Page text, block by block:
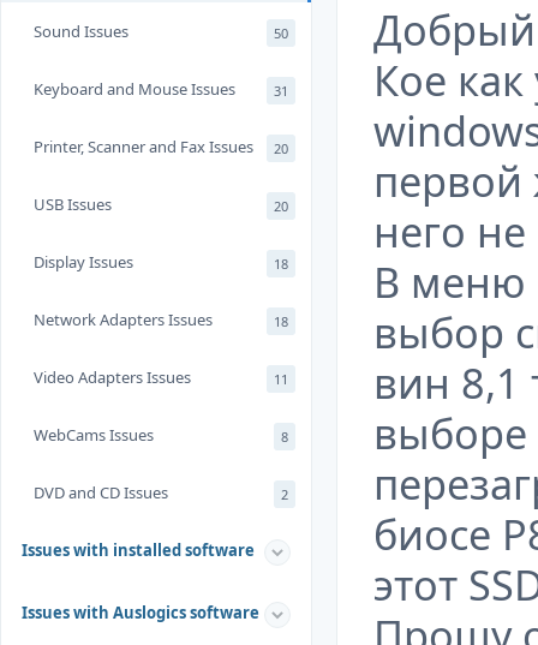
Sound Issues 50
Keyboard and Mouse Issues 31
Printer, Scanner and Fax Issues 20
USB Issues 20
Display Issues 18
Network Adapters Issues 18
Video Adapters Issues 11
WebCams Issues 8
DVD and CD Issues 2
Issues with installed software
Issues with Auslogics software
Кое как
первой
него не
В меню
выбор
вин 8,1
выборе
биосе
этот